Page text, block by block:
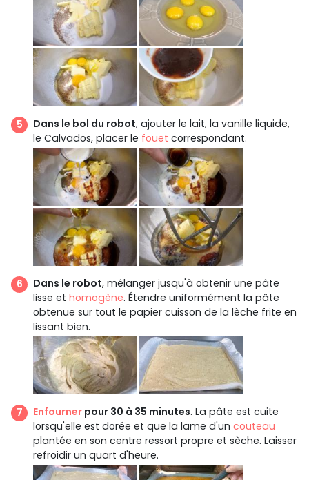
Dans le bol du robot, ajouter le lait, la vanille liquide,
le Calvados, placer le fouet correspondant.
Dans le robot, mélanger jusqu'à obtenir une pâte
lisse et homogène. Étendre uniformément la pâte
obtenue sur tout le papier cuisson de la lèche frite en
lissant bien.
Enfourner pour 30 à 35 minutes. La pâte est cuite
lorsqu'elle est dorée et que la lame d'un couteau
plantée en son centre ressort propre et sèche. Laisser
refroidir un quart d'heure.